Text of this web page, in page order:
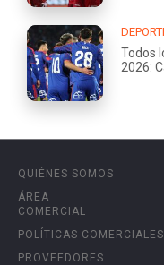
Todos
2026:
QUIÉNES SOMOS
ÁREA
COMERCIAL
POLÍTICAS COMERCIALES
PROVEEDORES